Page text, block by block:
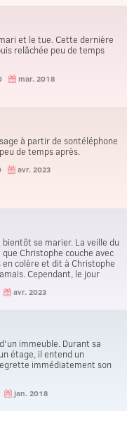
et le tue. Cette dernière
relâchée peu de temps
mar. 2018
à partir de sontéléphone
de temps après.
avr. 2023
se marier. La veille du
Christophe couche avec
colère et dit à Christophe
Cependant, le jour
avr. 2023
immeuble. Durant sa
étage, il entend un
immédiatement son
jan. 2018